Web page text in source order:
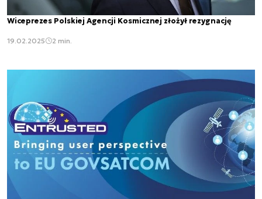
Wiceprezes Polskiej Agencji Kosmicznej złożył rezygnację
19.02.2025 2 min.